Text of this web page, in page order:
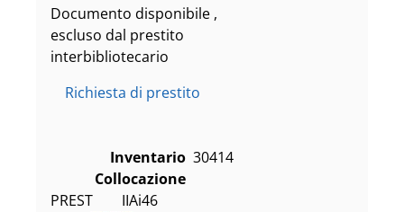
Documento disponibile ,
escluso dal prestito
interbibliotecario
Richiesta di prestito
Inventario 30414
Collocazione
PREST        IIAi46